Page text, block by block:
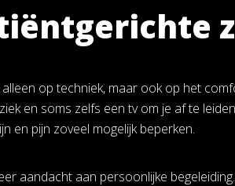
op techniek, maar ook op het
en soms zelfs een tv om je af te
en pijn zoveel mogelijk beperken.
aandacht aan persoonlijke